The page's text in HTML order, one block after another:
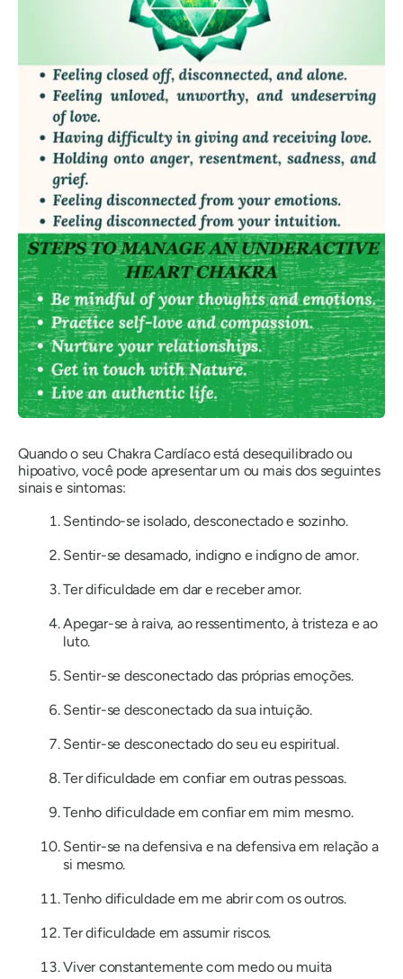
Quando o seu Chakra Cardíaco está desequilibrado ou
hipoativo, você pode apresentar um ou mais dos seguintes
sinais e sintomas:
Sentindo-se isolado, desconectado e sozinho.
Sentir-se desamado, indigno e indigno de amor.
Ter dificuldade em dar e receber amor.
Apegar-se à raiva, ao ressentimento, à tristeza e ao
luto.
Sentir-se desconectado das próprias emoções.
Sentir-se desconectado da sua intuição.
Sentir-se desconectado do seu eu espiritual.
Ter dificuldade em confiar em outras pessoas.
Tenho dificuldade em confiar em mim mesmo.
Sentir-se na defensiva e na defensiva em relação a
si mesmo.
Tenho dificuldade em me abrir com os outros.
Ter dificuldade em assumir riscos.
Viver constantemente com medo ou muita